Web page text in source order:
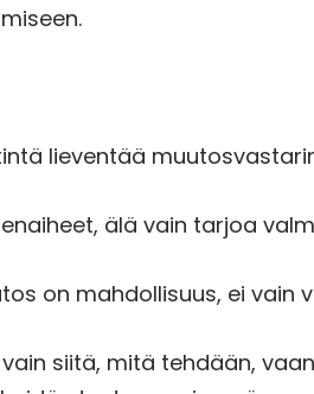
lieventää
älä vain tarjoa
on mahdollisuus, ei vain
siitä, mitä tehdään,